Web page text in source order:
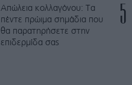
Απώλεια κολλαγόνου: Τα
πέντε πρώιμα σημάδια που
θα παρατηρήσετε στην
επιδερμίδα σας
5